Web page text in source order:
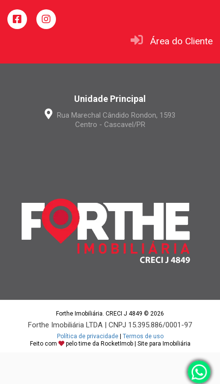
Área do Cliente
Unidade Principal
Rua Marechal Cândido Rondon, 1593
Centro - Cascavel/PR
Forthe Imobiliária. CRECI J 4849 © 2026
Forthe Imobiliária LTDA | CNPJ 15.395.886/0001-97
Política de privacidade| Termos de uso
Feito com
pelo time da RocketImob | Site para Imobiliária